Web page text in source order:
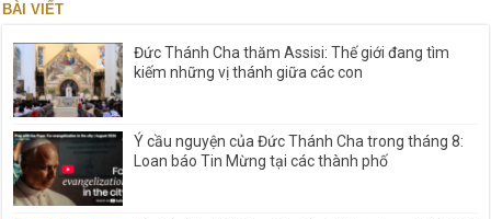
BÀI VIẾT
Đức Thánh Cha thăm Assisi: Thế giới đang tìm
kiếm những vị thánh giữa các con
Ý cầu nguyện của Đức Thánh Cha trong tháng 8:
Loan báo Tin Mừng tại các thành phố